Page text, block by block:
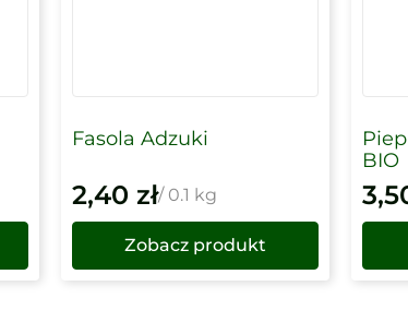
Fasola Adzuki
2,40 zł/ 0.1 kg
Zobacz produkt
BIO